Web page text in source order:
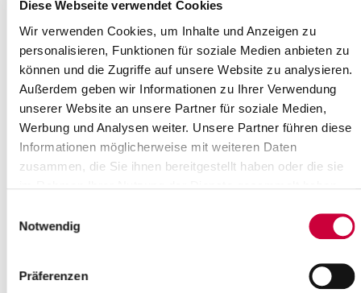
Diese Webseite verwendet Cookies
Wir verwenden Cookies, um Inhalte und Anzeigen zu
personalisieren, Funktionen für soziale Medien anbieten zu
können und die Zugriffe auf unsere Website zu analysieren.
Außerdem geben wir Informationen zu Ihrer Verwendung
unserer Website an unsere Partner für soziale Medien,
Werbung und Analysen weiter. Unsere Partner führen diese
Informationen möglicherweise mit weiteren Daten
zusammen, die Sie ihnen bereitgestellt haben oder die sie
Notwendig
Präferenzen
Where exactly?
Category:
Gottesdienste , Veranstaltung , Kirche
Source
Ev.-Luth. Kirchengemeinde Kellinghusen
Lindenstraße 2
25548 Kellinghusen
Phone:+49 4822 2025
Back to selection
+